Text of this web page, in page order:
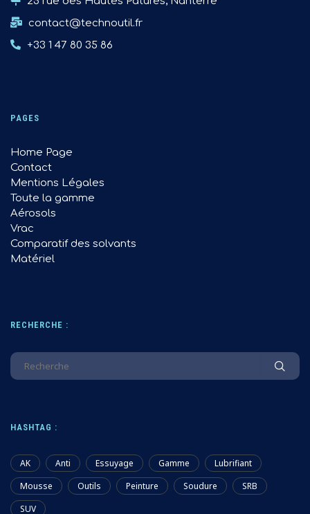
contact@technoutil.fr
+33 1 47 80 35 86
PAGES
Home Page
Contact
Mentions Légales
Toute la gamme
Aérosols
Vrac
Comparatif des solvants
Matériel
RECHERCHE :
HASHTAG :
AK Anti Essuyage Gamme
Lubrifiant
Mousse
Outils Peinture Soudure
SRB
SUV